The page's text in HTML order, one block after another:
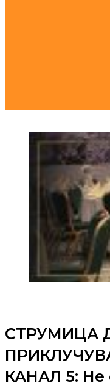
СТРУМИЦА
КАНАЛ 5: Не